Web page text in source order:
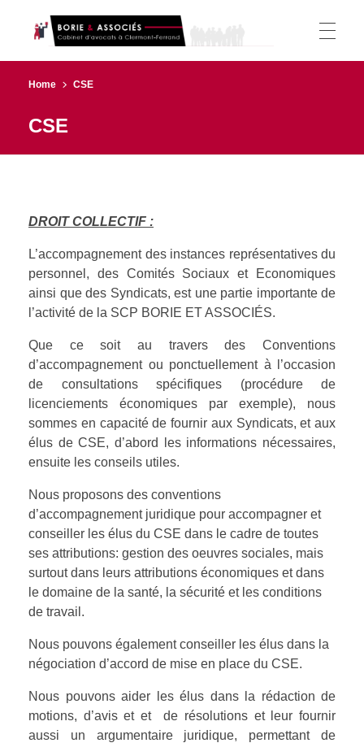
ACCUEIL
ACTIVITÉS
Droit du Travail
Droit des étrangers
Droit pénal
Sécurité Sociale
Droit civil
Droit de la Famille
Avocat de l’enfant
Préjudice corporel
CSE
SSCT
HONORAIRES
Aide Juridictionnelle
Protection juridique
CONTACT
Home CSE
CSE
DROIT COLLECTIF :
L’accompagnement des instances représentatives du
personnel, des Comités Sociaux et Economiques
ainsi que des Syndicats, est une partie importante de
l’activité de la SCP BORIE ET ASSOCIÉS.
Que ce soit au travers des Conventions
d’accompagnement ou ponctuellement à l’occasion
de consultations spécifiques (procédure de
licenciements économiques par exemple), nous
sommes en capacité de fournir aux Syndicats, et aux
élus de CSE, d’abord les informations nécessaires,
ensuite les conseils utiles.
Nous proposons des conventions
d’accompagnement juridique pour accompagner et
conseiller les élus du CSE dans le cadre de toutes
ses attributions: gestion des oeuvres sociales, mais
surtout dans leurs attributions économiques et dans
le domaine de la santé, la sécurité et les conditions
de travail.
Nous pouvons également conseiller les élus dans la
négociation d’accord de mise en place du CSE.
Nous pouvons aider les élus dans la rédaction de
motions, d’avis et et de résolutions et leur fournir
aussi un argumentaire juridique, permettant de